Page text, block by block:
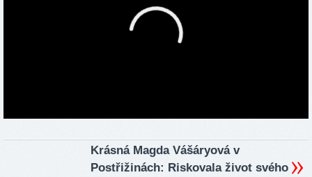
Krásná Magda Vášáryová v
Postřižinách: Riskovala život svého